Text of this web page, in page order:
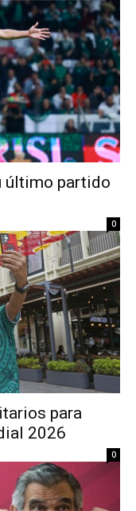
último partido
0
para
2026
0